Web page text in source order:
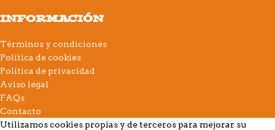
INFORMACIÓN
Términos y condiciones
Política de cookies
Política de privacidad
Aviso legal
FAQs
Contacto
Utilizamos cookies propias y de terceros para mejorar su